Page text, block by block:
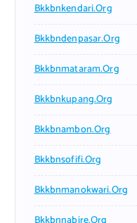
Bkkbnkendari.org
Bkkbndenpasar.org
Bkkbnmataram.org
Bkkbnkupang.org
Bkkbnambon.org
Bkkbnsofifi.org
Bkkbnmanokwari.org